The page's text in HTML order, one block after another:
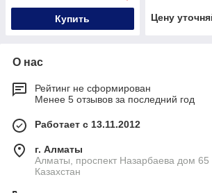
Купить Цену
О нас
Рейтинг не сформирован
Менее 5 отзывов за последний год
Работает с 13.11.2012
г. Алматы
Алматы, проспект Назарбаева дом
Казахстан